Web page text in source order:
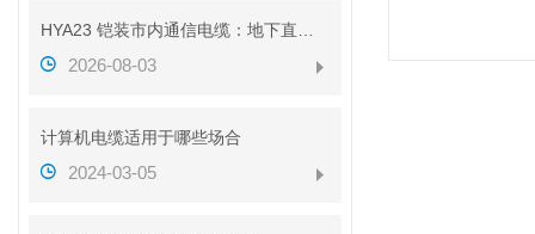
2026-08-03
计算机电缆适用于哪些场合
2024-03-05